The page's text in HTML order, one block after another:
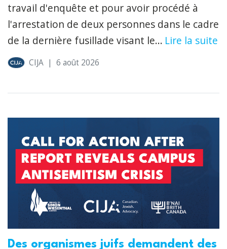
travail d'enquête et pour avoir procédé à
l'arrestation de deux personnes dans le cadre
de la dernière fusillade visant le... Lire la suite
CIJA | 6 août 2026
Des organismes juifs demandent des